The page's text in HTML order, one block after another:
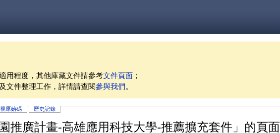
用程度，其他庫藏文件請參考文件頁面 ；
文件整理工作，詳情請查閱參與我們。
原始碼 歷史記錄
推廣計畫-高雄應用科技大學-推薦擴充套件」的頁面